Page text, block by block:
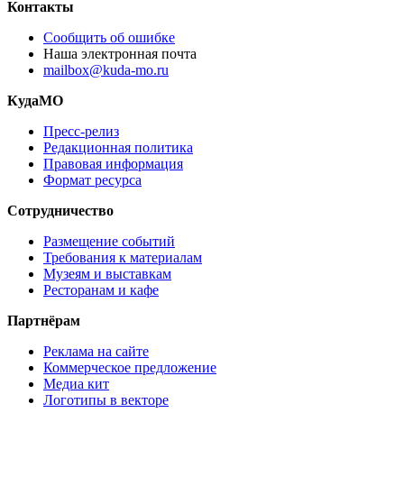
Контакты
Сообщить об ошибке
Наша электронная почта
mailbox@kuda-mo.ru
КудаМО
Пресс-релиз
Редакционная политика
Правовая информация
Формат ресурса
Сотрудничество
Размещение событий
Требования к материалам
Музеям и выставкам
Ресторанам и кафе
Партнёрам
Реклама на сайте
Коммерческое предложение
Медиа кит
Логотипы в векторе